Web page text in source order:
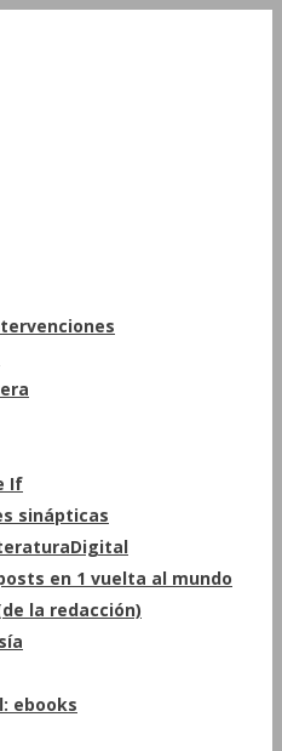
If
sinápticas
en 1 vuelta al mundo
la redacción)
ebooks